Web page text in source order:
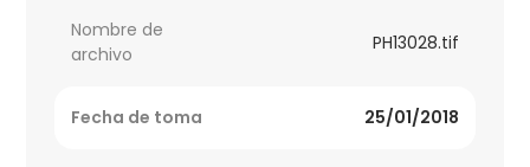
Nombre de
archivo
PH13028.tif
Fecha de toma 25/01/2018